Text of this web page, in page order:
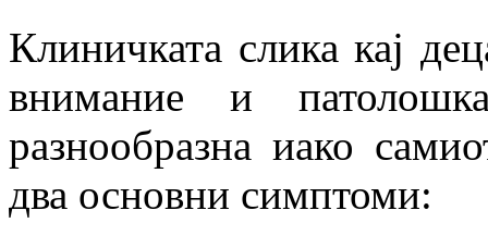
Клиничката слика кај
внимание и
разнообразна иако
два основни симптоми: